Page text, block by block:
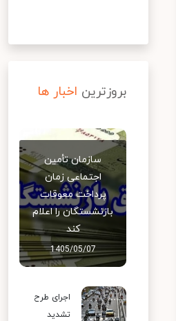
بروزترین اخبار ها
سازمان تأمین
اجتماعی زمان
پرداخت معوقات
بازنشستگان را اعلام
کند
1405/05/07
اجرای طرح
تشدید